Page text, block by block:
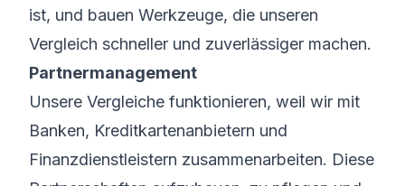
ist, und bauen Werkzeuge, die unseren
Vergleich schneller und zuverlässiger machen.
Partnermanagement
Unsere Vergleiche funktionieren, weil wir mit
Banken, Kreditkartenanbietern und
Finanzdienstleistern zusammenarbeiten. Diese